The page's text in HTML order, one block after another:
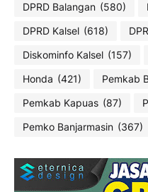
DPRD Balangan (580)
DPRD Kalsel (618)
Diskominfo Kalsel (157)
Honda (421) Pemkab
Pemkab Kapuas (87)
Pemko Banjarmasin (367)